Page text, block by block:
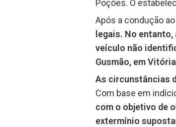
Poções. O
Após a condução
legais. No
veículo não
Gusmão, em
As circunstâncias
Com base em
com o objetivo de
extermínio